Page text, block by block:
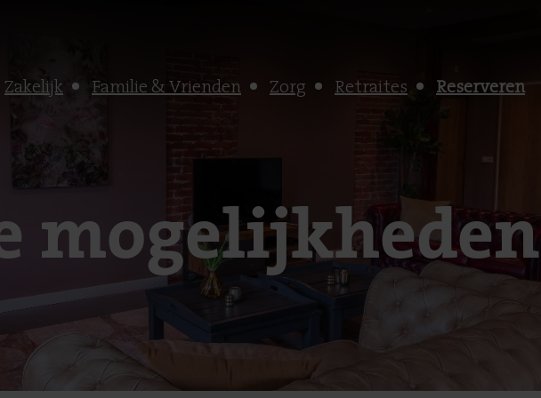
Zakelijk Familie & Vrienden Zorg Retraites Reserveren
mogelijkheden